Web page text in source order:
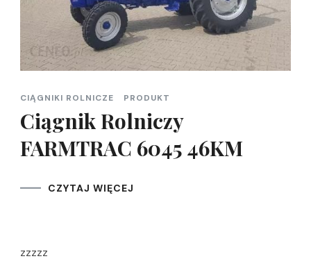
CIĄGNIKI ROLNICZE PRODUKT
Ciągnik Rolniczy
FARMTRAC 6045 46KM
CZYTAJ WIĘCEJ
zzzzz